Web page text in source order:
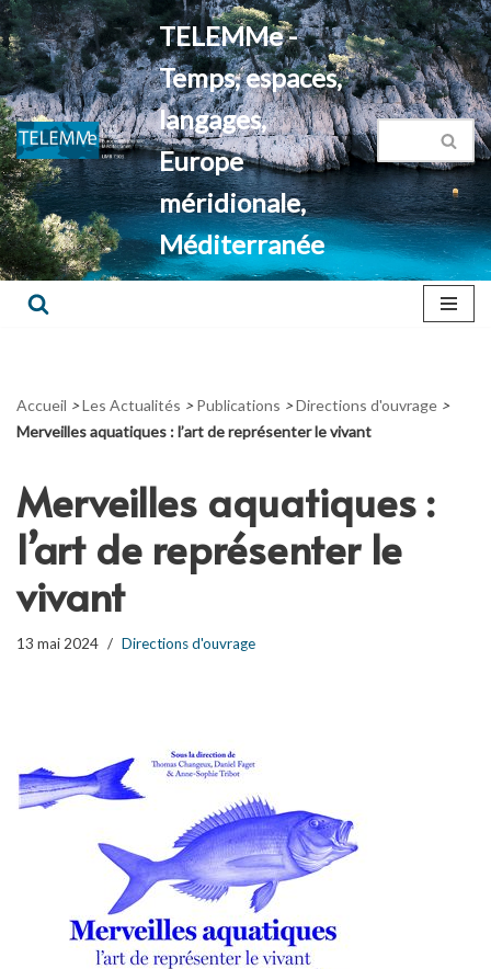
Aller
au
contenu
TELEMMe -
Temps, espaces,
langages,
Europe
méridionale,
Méditerranée
Accueil >Les Actualités > Publications >Directions d'ouvrage >
Merveilles aquatiques : l’art de représenter le vivant
Merveilles aquatiques :
l’art de représenter le
vivant
13 mai 2024 Directions d'ouvrage